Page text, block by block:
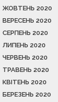
ЖОВТЕНЬ 2020
ВЕРЕСЕНЬ 2020
СЕРПЕНЬ 2020
ЛИПЕНЬ 2020
ЧЕРВЕНЬ 2020
ТРАВЕНЬ 2020
КВІТЕНЬ 2020
БЕРЕЗЕНЬ 2020